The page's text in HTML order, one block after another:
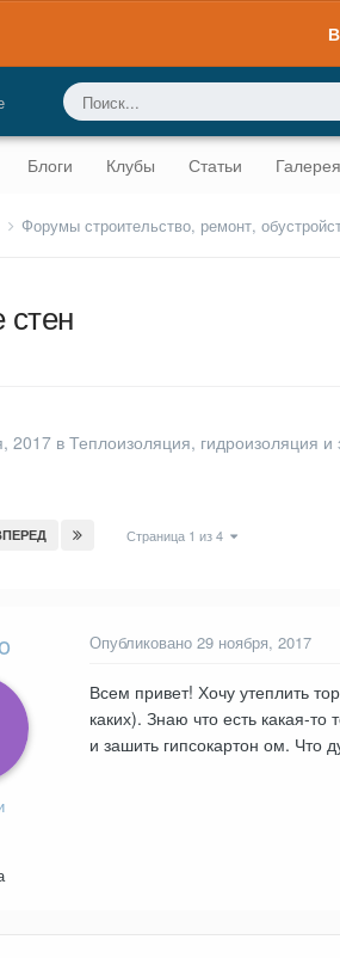
Блоги Клубы Статьи Галерея
Форумы строительство, ремонт,
2017 в Теплоизоляция, гидроизоляция и
Страница 1 из 4
Опубликовано 29 ноября, 2017
Всем привет! Хочу утеплить
каких). Знаю что есть какая-
и зашить гипсокартон ом. Что